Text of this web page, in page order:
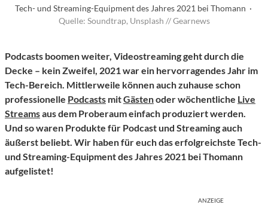
Tech- und Streaming-Equipment des Jahres 2021 bei Thomann ·
Quelle: Soundtrap, Unsplash // Gearnews
Podcasts boomen weiter, Videostreaming geht durch die
Decke – kein Zweifel, 2021 war ein hervorragendes Jahr im
Tech-Bereich. Mittlerweile können auch zuhause schon
professionelle Podcasts mitGästenoder wöchentliche Live
Streamsaus dem Proberaum einfach produziert werden.
Und so waren Produkte für Podcast und Streaming auch
äußerst beliebt. Wir haben für euch das erfolgreichste Tech-
und Streaming-Equipment des Jahres 2021 bei Thomann
aufgelistet!
ANZEIGE